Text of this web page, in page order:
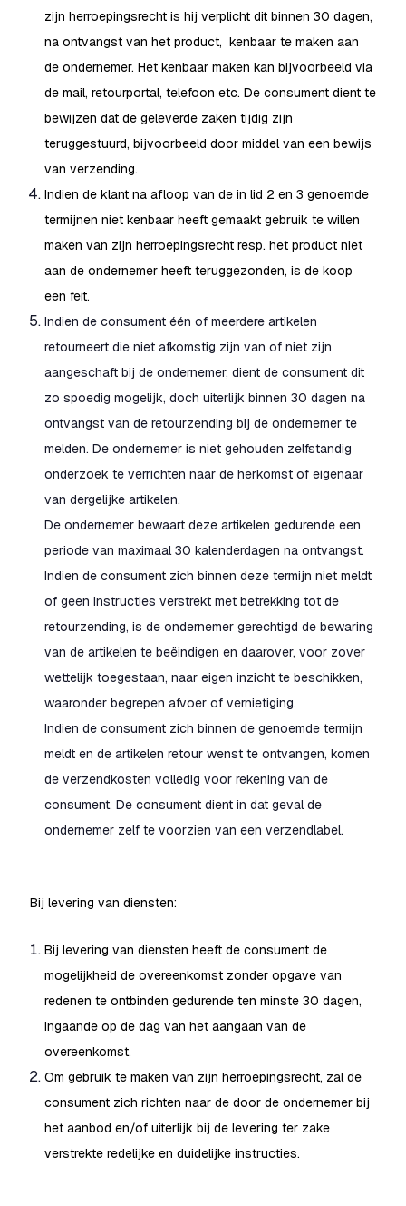
zijn herroepingsrecht is hij verplicht dit binnen 30 dagen,
na ontvangst van het product, kenbaar te maken aan
de ondernemer. Het kenbaar maken kan bijvoorbeeld via
de mail, retourportal, telefoon etc. De consument dient te
bewijzen dat de geleverde zaken tijdig zijn
teruggestuurd, bijvoorbeeld door middel van een bewijs
van verzending.
Indien de klant na afloop van de in lid 2 en 3 genoemde
termijnen niet kenbaar heeft gemaakt gebruik te willen
maken van zijn herroepingsrecht resp. het product niet
aan de ondernemer heeft teruggezonden, is de koop
een feit.
Indien de consument één of meerdere artikelen
retourneert die niet afkomstig zijn van of niet zijn
aangeschaft bij de ondernemer, dient de consument dit
zo spoedig mogelijk, doch uiterlijk binnen 30 dagen na
ontvangst van de retourzending bij de ondernemer te
melden. De ondernemer is niet gehouden zelfstandig
onderzoek te verrichten naar de herkomst of eigenaar
van dergelijke artikelen.
De ondernemer bewaart deze artikelen gedurende een
periode van maximaal 30 kalenderdagen na ontvangst.
Indien de consument zich binnen deze termijn niet meldt
of geen instructies verstrekt met betrekking tot de
retourzending, is de ondernemer gerechtigd de bewaring
van de artikelen te beëindigen en daarover, voor zover
wettelijk toegestaan, naar eigen inzicht te beschikken,
waaronder begrepen afvoer of vernietiging.
Indien de consument zich binnen de genoemde termijn
meldt en de artikelen retour wenst te ontvangen, komen
de verzendkosten volledig voor rekening van de
consument. De consument dient in dat geval de
ondernemer zelf te voorzien van een verzendlabel.
Bij levering van diensten:
Bij levering van diensten heeft de consument de
mogelijkheid de overeenkomst zonder opgave van
redenen te ontbinden gedurende ten minste 30 dagen,
ingaande op de dag van het aangaan van de
overeenkomst.
Om gebruik te maken van zijn herroepingsrecht, zal de
consument zich richten naar de door de ondernemer bij
het aanbod en/of uiterlijk bij de levering ter zake
verstrekte redelijke en duidelijke instructies.